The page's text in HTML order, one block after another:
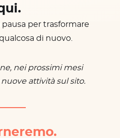
per trasformare
di nuovo.
nei prossimi mesi
attività sul sito.